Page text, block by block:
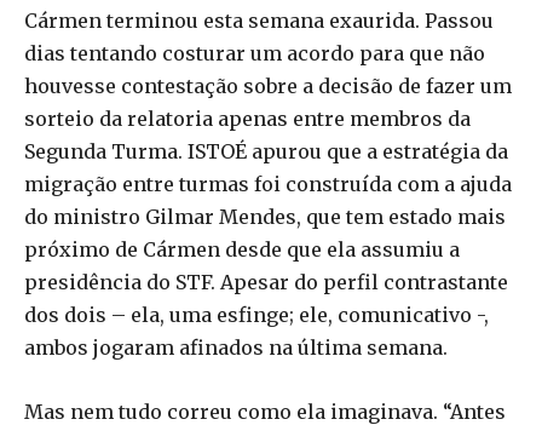
Cármen terminou esta semana exaurida. Passou
dias tentando costurar um acordo para que não
houvesse contestação sobre a decisão de fazer um
sorteio da relatoria apenas entre membros da
Segunda Turma. ISTOÉ apurou que a estratégia da
migração entre turmas foi construída com a ajuda
do ministro Gilmar Mendes, que tem estado mais
próximo de Cármen desde que ela assumiu a
presidência do STF. Apesar do perfil contrastante
dos dois – ela, uma esfinge; ele, comunicativo -,
ambos jogaram afinados na última semana.
Mas nem tudo correu como ela imaginava. “Antes